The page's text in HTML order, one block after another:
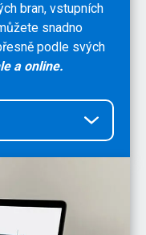
bran, vstupních
snadno
podle svých
a online.